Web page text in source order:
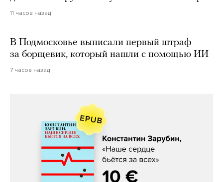
11 часов назад
В Подмосковье выписали первый штраф
за борщевик, который нашли с помощью ИИ
7 часов назад